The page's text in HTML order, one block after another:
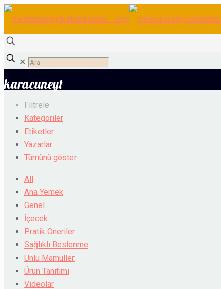
✕
karacuneyt
Filtrele
Kategoriler
Etiketler
Yazarlar
Tümünü göster
All
Ana Yemek
Genel
İçecek
Pratik Öneriler
Sağlıklı Beslenme
Unlu Mamüller
Ürün Tanıtımı
Videolar